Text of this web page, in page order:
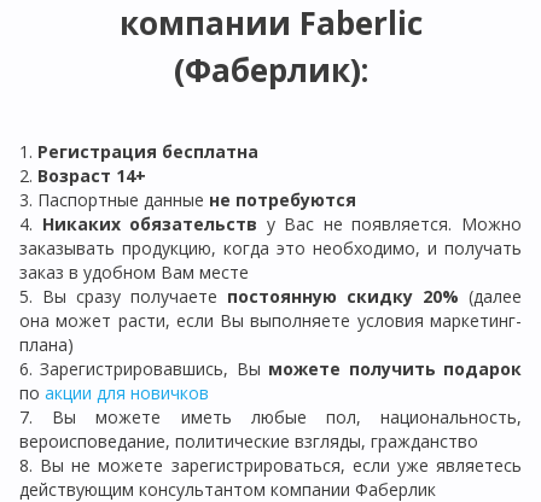
компании Faberlic
(Фаберлик):
1. Регистрация бесплатна
2. Возраст 14+
3. Паспортные данные не потребуются
4. Никаких обязательств у Вас не появляется. Можно
заказывать продукцию, когда это необходимо, и получать
заказ в удобном Вам месте
5. Вы сразу получаете постоянную скидку 20% (далее
она может расти, если Вы выполняете условия маркетинг-
плана)
6. Зарегистрировавшись, Вы можете получить подарок
по акции для новичков
7. Вы можете иметь любые пол, национальность,
вероисповедание, политические взгляды, гражданство
8. Вы не можете зарегистрироваться, если уже являетесь
действующим консультантом компании Фаберлик